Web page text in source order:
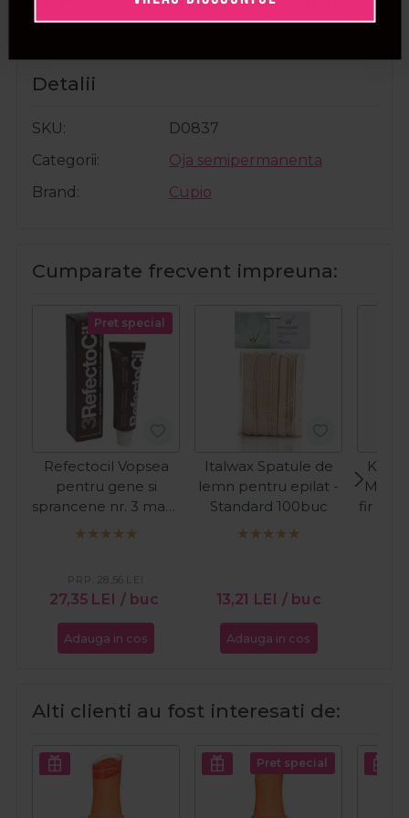
Detalii
SKU
D0837
Categorii
Oja semipermanenta
Brand
Cupio
Cumparate frecvent impreuna:
Pret special
Refectocil Vopsea
pentru gene si
sprancene nr. 3 maro
natural 15ml
27,35 LEI / buc
PRP: 28,56 LEI
Adauga in cos
Italwax Spatule de
lemn pentru epilat -
Standard 100buc
13,21 LEI / buc
Adauga in cos
fir
Alti clienti au fost interesati de:
Pret special